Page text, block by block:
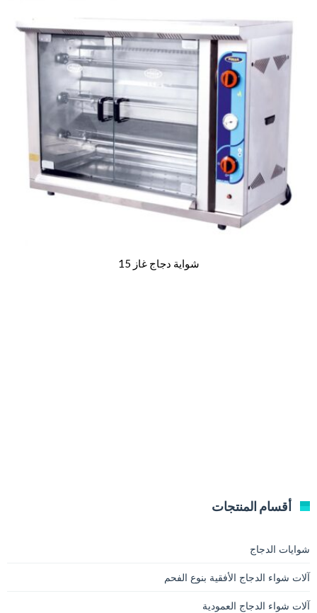
شواية دجاج غاز 15
أقسام المنتجات
شوايات الدجاج
آلات شواء الدجاج الأفقية بنوع الفحم
آلات شواء الدجاج العمودية